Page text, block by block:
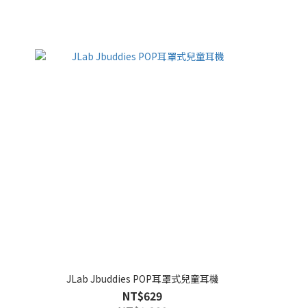
JLab Jbuddies POP耳罩式兒童耳機
NT$629